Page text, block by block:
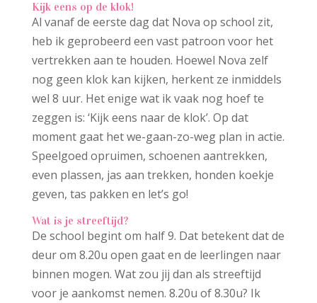
Kijk eens op de klok!
Al vanaf de eerste dag dat Nova op school zit,
heb ik geprobeerd een vast patroon voor het
vertrekken aan te houden. Hoewel Nova zelf
nog geen klok kan kijken, herkent ze inmiddels
wel 8 uur. Het enige wat ik vaak nog hoef te
zeggen is: ‘Kijk eens naar de klok’. Op dat
moment gaat het we-gaan-zo-weg plan in actie.
Speelgoed opruimen, schoenen aantrekken,
even plassen, jas aan trekken, honden koekje
geven, tas pakken en let’s go!
Wat is je streeftijd?
De school begint om half 9. Dat betekent dat de
deur om 8.20u open gaat en de leerlingen naar
binnen mogen. Wat zou jij dan als streeftijd
voor je aankomst nemen. 8.20u of 8.30u? Ik